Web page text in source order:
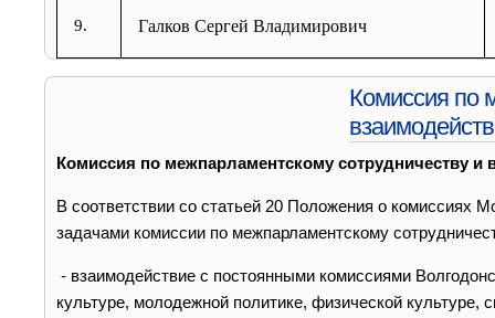
9. Галков Сергей Владимирович
Комиссия по
Комиссия по межпарламентскому сотрудничеству
В соответствии со статьей 20 Положения о комиссиях
задачами комиссии по межпарламентскому
- взаимодействие с постоянными комиссиями
культуре, молодежной политике, физической культуре,